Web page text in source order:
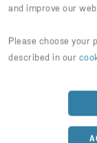
and improve our
Please choose your
described in our
For
kvalitet,
loggføring,
av